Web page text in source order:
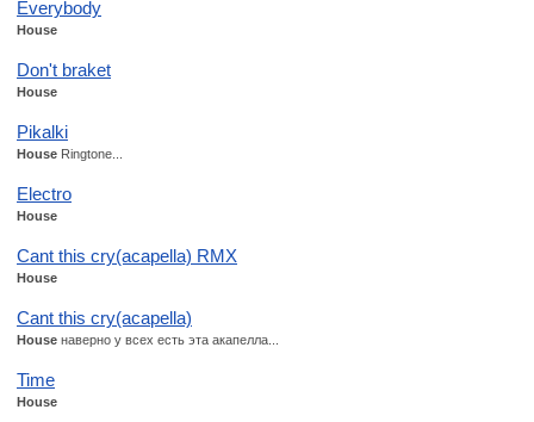
Everybody
House
Don't braket
House
Pikalki
House Ringtone...
Electro
House
Cant this cry(acapella) RMX
House
Cant this cry(acapella)
House наверно у всех есть эта акапелла...
Time
House